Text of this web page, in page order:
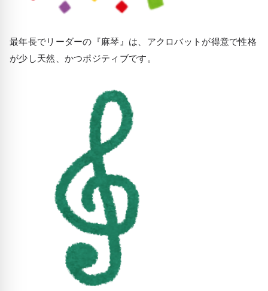
最年長でリーダーの『麻琴』は、アクロバットが得意で性格
が少し天然、かつポジティブです。